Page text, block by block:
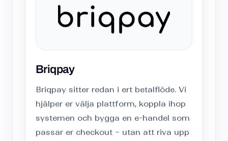
Briqpay
Briqpay sitter redan i ert betalflöde. Vi
hjälper er välja plattform, koppla ihop
systemen och bygga en e-handel som
passar er checkout – utan att riva upp